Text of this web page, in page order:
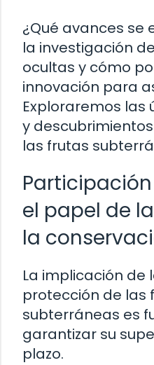
¿Qué avances se
la investigación
ocultas y cómo
innovación para
Exploraremos las
y
las frutas
el papel de
la
La implicación de
protección de las
subterráneas es
garantizar su
plazo.